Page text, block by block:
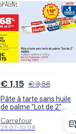
€ 1,15 € 3,58
Pâte à tarte sans huile
de palme "Lot de 2"
Carrefour
28.07-10.08